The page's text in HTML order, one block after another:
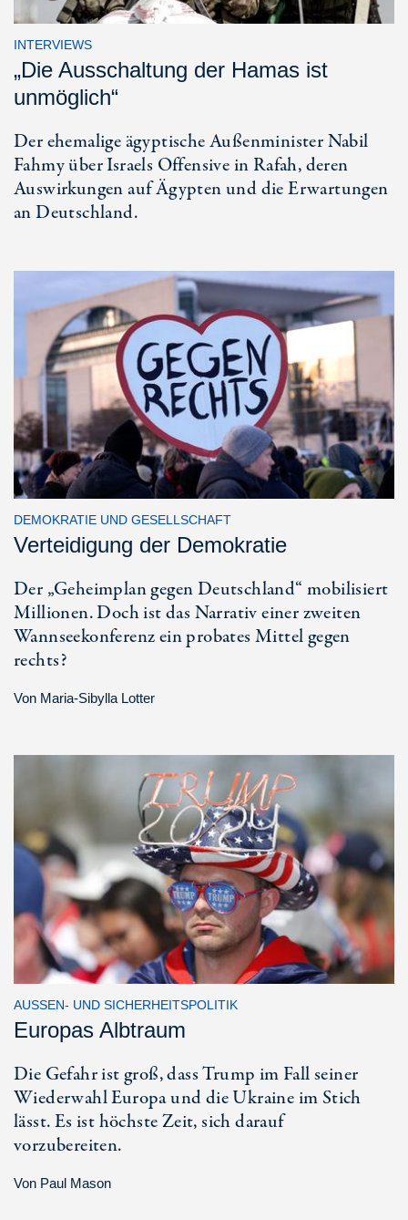
INTERVIEWS
„Die Ausschaltung der Hamas ist
unmöglich“
Der ehemalige ägyptische Außenminister Nabil
Fahmy über Israels Offensive in Rafah, deren
Auswirkungen auf Ägypten und die Erwartungen
an Deutschland.
DEMOKRATIE UND GESELLSCHAFT
Verteidigung der Demokratie
Der „Geheimplan gegen Deutschland“ mobilisiert
Millionen. Doch ist das Narrativ einer zweiten
Wannseekonferenz ein probates Mittel gegen
rechts?
Von Maria-Sibylla Lotter
AUSSEN- UND SICHERHEITSPOLITIK
Europas Albtraum
Die Gefahr ist groß, dass Trump im Fall seiner
Wiederwahl Europa und die Ukraine im Stich
lässt. Es ist höchste Zeit, sich darauf
vorzubereiten.
Von Paul Mason